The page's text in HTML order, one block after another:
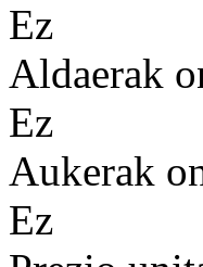
Ez
Aldaerak
Ez
Aukerak
Ez